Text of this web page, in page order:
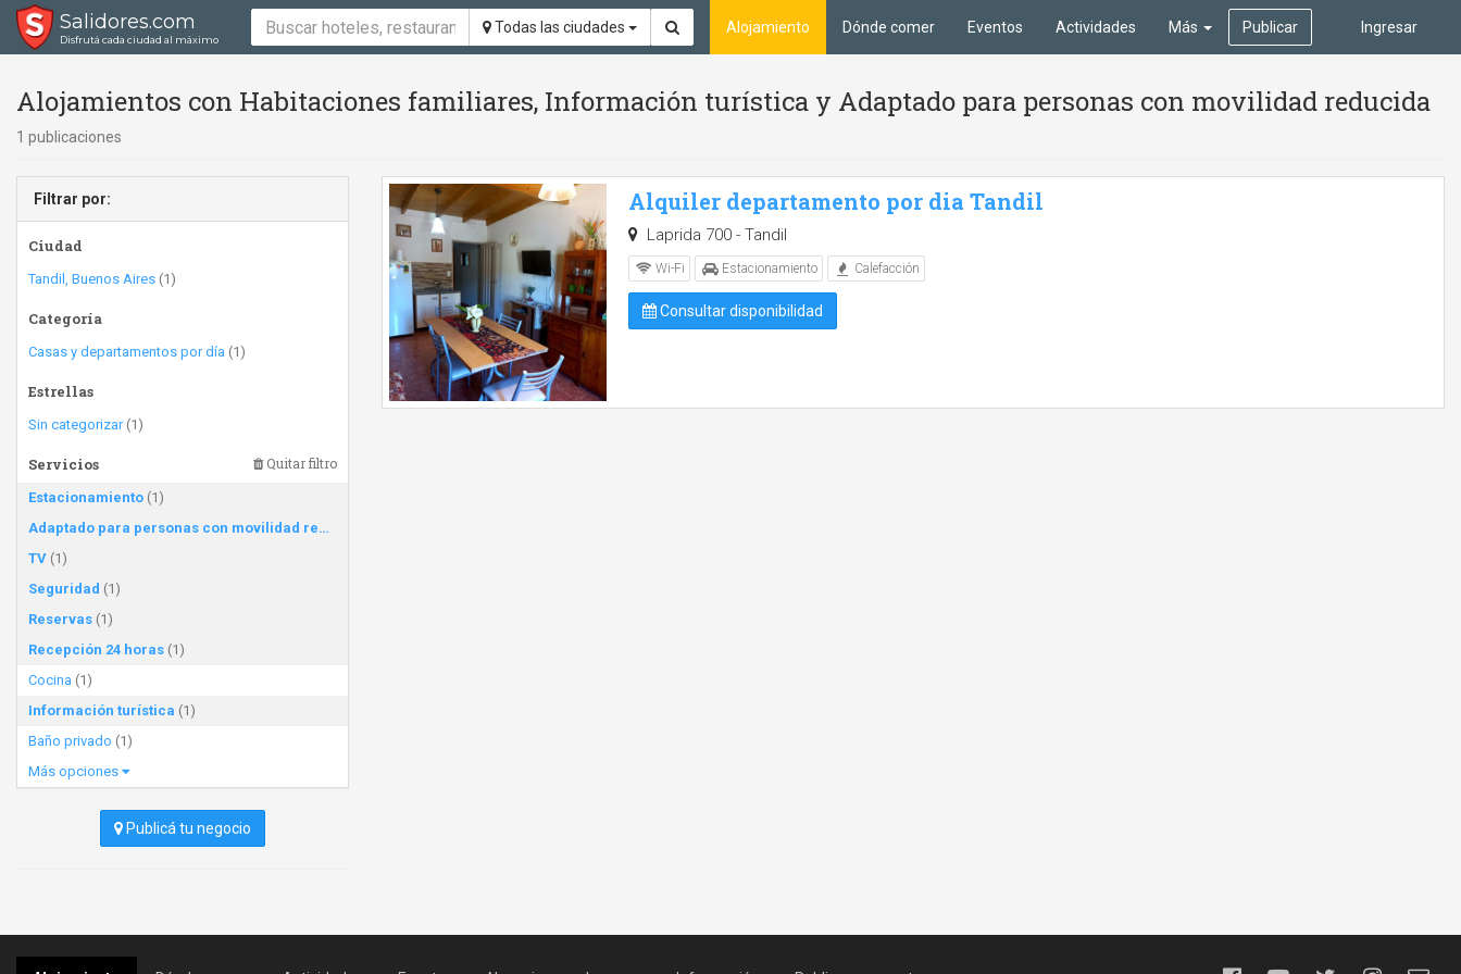
Salidores.com
Disfrutá cada ciudad al máximo
Todas las ciudades Ingresar
Alojamiento Dónde comer Eventos Actividades Más Publicar
Alojamientos con Habitaciones familiares, Información turística y Adaptado para personas con movilidad reducida
1 publicaciones
Filtrar por:
Ciudad
Tandil, Buenos Aires (1)
Categoría
Casas y departamentos por día (1)
Estrellas
Sin categorizar(1)
Servicios Quitar filtro
Estacionamiento (1)
Adaptado para personas con movilidad reducida
TV (1)
Seguridad (1)
Reservas (1)
Recepción 24 horas (1)
Cocina (1)
Información turística (1)
Baño privado (1)
Más opciones
Publicá tu negocio
Alquiler departamento por dia Tandil
Laprida 700 - Tandil
Wi-Fi Estacionamiento Calefacción
Consultar disponibilidad